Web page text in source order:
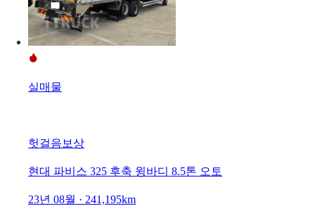
실매물
헛걸음보상
현대 파비스 325 후축 윙바디 8.5톤 오토
23년 08월 · 241,195km